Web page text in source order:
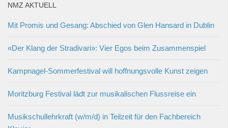
NMZ AKTUELL
Mit Promis und Gesang: Abschied von Glen Hansard in Dublin
«Der Klang der Stradivari»: Vier Egos beim Zusammenspiel
Kampnagel-Sommerfestival will hoffnungsvolle Kunst zeigen
Moritzburg Festival lädt zur musikalischen Flussreise ein
Musikschullehrkraft (w/m/d) in Teilzeit für den Fachbereich